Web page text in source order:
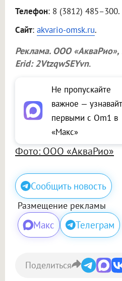
Телефон: 8 (3812) 485–300.
Сайт: akvario-omsk.ru.
Реклама. ООО «АкваРио»,
Erid: 2VtzqwSEYvn.
Не пропускайте
важное —
первыми с Om1 в
«Макс»
Фото: ООО «АкваРио»
Сообщить новость
Размещение рекламы
Макс Телеграм
Поделиться